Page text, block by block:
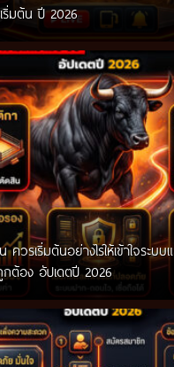
ริ่มต้น ปี 2026
ควรเริ่มต้นอย่างไรให้เข้าใจระบ
กต้อง อัปเดตปี 2026